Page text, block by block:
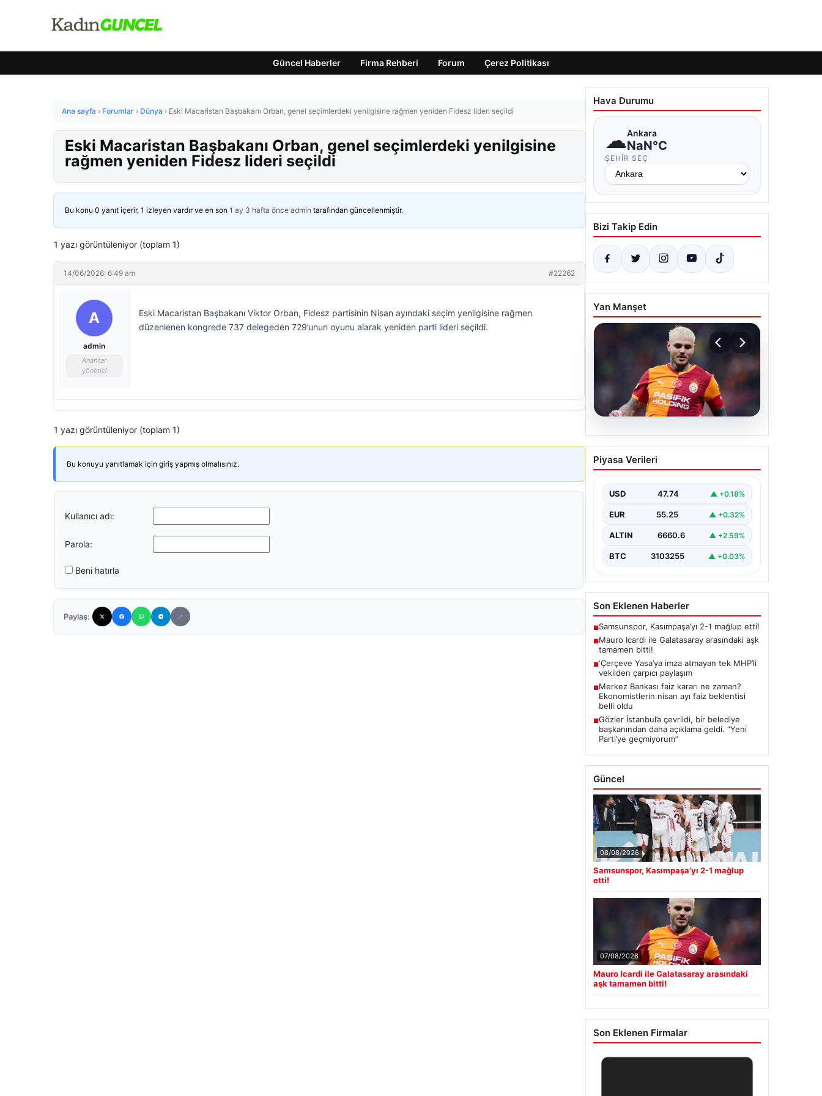
Güncel Haberler Firma Rehberi Forum Çerez Politikası
Ana sayfa › Forumlar › Dünya › Eski Macaristan Başbakanı Orban, genel seçimlerdeki yenilgisine rağmen yeniden Fidesz lideri seçildi
Eski Macaristan Başbakanı Orban, genel seçimlerdeki yenilgisine
rağmen yeniden Fidesz lideri seçildi
Bu konu 0 yanıt içerir, 1 izleyen vardır ve en son 1 ay 3 hafta önce admin tarafından güncellenmiştir.
1 yazı görüntüleniyor (toplam 1)
14/06/2026: 6:49 am #22262
A
admin
Anahtar
yönetici
Eski Macaristan Başbakanı Viktor Orban, Fidesz partisinin Nisan ayındaki seçim yenilgisine rağmen
düzenlenen kongrede 737 delegeden 729’unun oyunu alarak yeniden parti lideri seçildi.
1 yazı görüntüleniyor (toplam 1)
Bu konuyu yanıtlamak için giriş yapmış olmalısınız.
Kullanıcı adı:
Parola:
Beni hatırla
Paylaş:
Hava Durumu
☁Ankara
NaN°C
ŞEHIR SEÇ
Bizi Takip Edin
Yan Manşet
07.08.2026
Mauro Icardi ile
Galatasaray arasındaki
Piyasa Verileri
USD 47.74 ▲ +0.18%
EUR 55.25 ▲ +0.32%
ALTIN 6660.6 ▲ +2.59%
BTC 3103255 ▲ +0.03%
Son Eklenen Haberler
■Samsunspor, Kasımpaşa’yı 2-1 mağlup etti!
■Mauro Icardi ile Galatasaray arasındaki aşk
tamamen bitti!
■‘Çerçeve Yasa’ya imza atmayan tek MHP’li
vekilden çarpıcı paylaşım
■Merkez Bankası faiz kararı ne zaman?
Ekonomistlerin nisan ayı faiz beklentisi
belli oldu
■Gözler İstanbul’a çevrildi, bir belediye
başkanından daha açıklama geldi. “Yeni
Parti’ye geçmiyorum”
Güncel
08/08/2026
Samsunspor, Kasımpaşa’yı 2-1 mağlup
etti!
07/08/2026
Mauro Icardi ile Galatasaray arasındaki
aşk tamamen bitti!
Son Eklenen Firmalar